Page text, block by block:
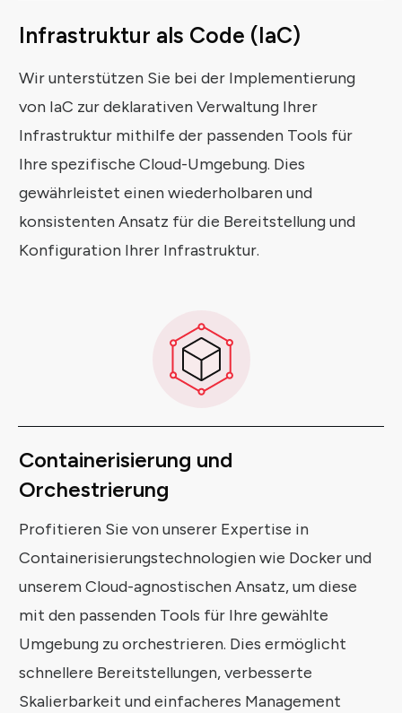
Infrastruktur als Code (IaC)
Wir unterstützen Sie bei der Implementierung
von IaC zur deklarativen Verwaltung Ihrer
Infrastruktur mithilfe der passenden Tools für
Ihre spezifische Cloud-Umgebung. Dies
gewährleistet einen wiederholbaren und
konsistenten Ansatz für die Bereitstellung und
Konfiguration Ihrer Infrastruktur.
Containerisierung und
Orchestrierung
Profitieren Sie von unserer Expertise in
Containerisierungstechnologien wie Docker und
unserem Cloud-agnostischen Ansatz, um diese
mit den passenden Tools für Ihre gewählte
Umgebung zu orchestrieren. Dies ermöglicht
schnellere Bereitstellungen, verbesserte
Skalierbarkeit und einfacheres Management